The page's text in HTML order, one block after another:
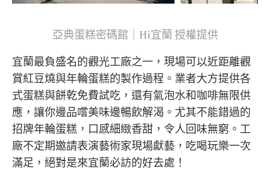
亞典蛋糕密碼館｜Hi宜蘭 授權提供
宜蘭最負盛名的觀光工廠之一，現場可以近距離觀
賞紅豆燒與年輪蛋糕的製作過程。業者大方提供各
式蛋糕與餅乾免費試吃，還有氣泡水和咖啡無限供
應，讓你邊品嚐美味邊暢飲解渴。尤其不能錯過的
招牌年輪蛋糕，口感細緻香甜，令人回味無窮。工
廠不定期邀請表演藝術家現場獻藝，吃喝玩樂一次
滿足，絕對是來宜蘭必訪的好去處！